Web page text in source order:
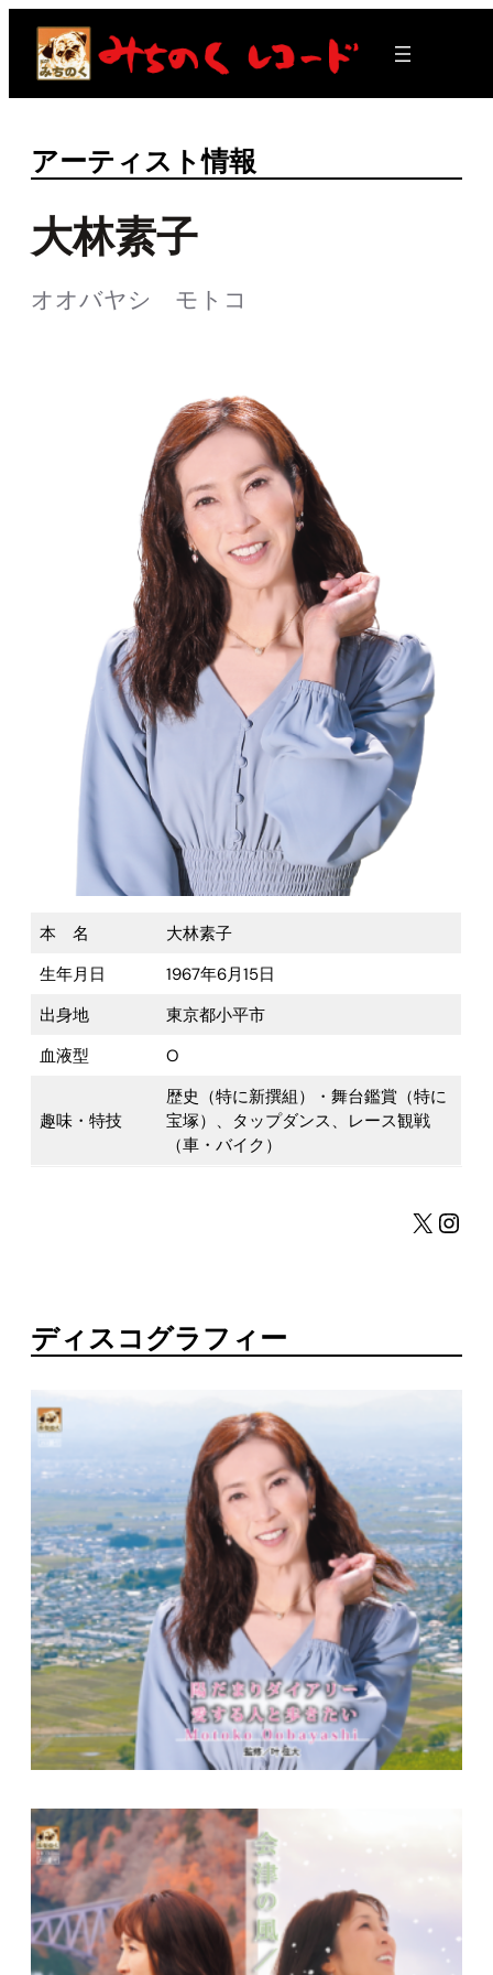
ス
アーティスト情報
大林素子
オオバヤシ モトコ
本 名
大林素子
生年月日
1967年6月15日
出身地
東京都小平市
血液型
O
趣味・特技
歴史（特に新撰組）・舞台鑑賞（特に
宝塚）、タップダンス、レース観戦
（車・バイク）
X Instagram
ディスコグラフィー